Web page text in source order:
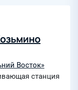
Восток»
станция